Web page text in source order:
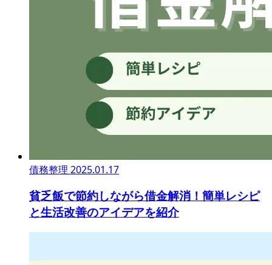
債務整理 2025.01.17
貧乏飯で節約しながら借金解消！簡単レシピ
と生活改善のアイデアを紹介